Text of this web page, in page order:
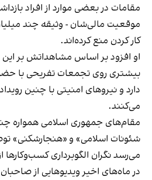
مقامات در بعضی موارد از افراد
موقعیت مالی‌شان - وثیقه چند
کار کردن منع کرده‌اند.
او افزود بر اساس مشاهداتش بر
بیشتری روی تجمعات تفریحی با
دارد و نیروهای امنیتی با چنین
می‌کنند.
مقام‌های جمهوری اسلامی همواره
شئونات اسلامی» و «هنجارشکنی»
می‌رسد نگران الگوبرداری کسب‌وکارها
در ماه‌های اخیر ویدیوهایی از